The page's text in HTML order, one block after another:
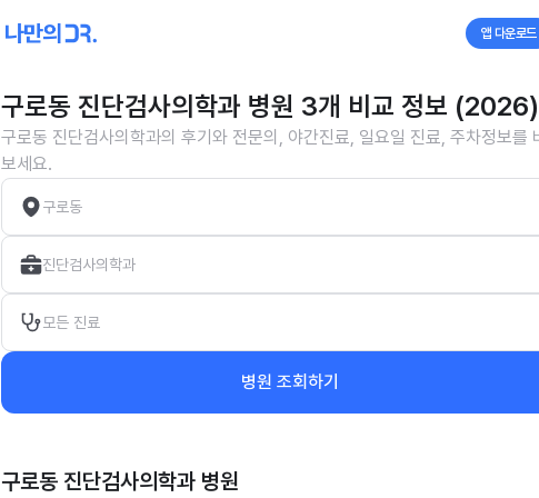
앱 다운로드
구로동 진단검사의학과 병원 3개 비교 정보 (2026)
구로동 진단검사의학과의 후기와 전문의, 야간진료, 일요일 진료, 주차정보를
보세요.
구로동
진단검사의학과
모든 진료
병원 조회하기
구로동 진단검사의학과 병원